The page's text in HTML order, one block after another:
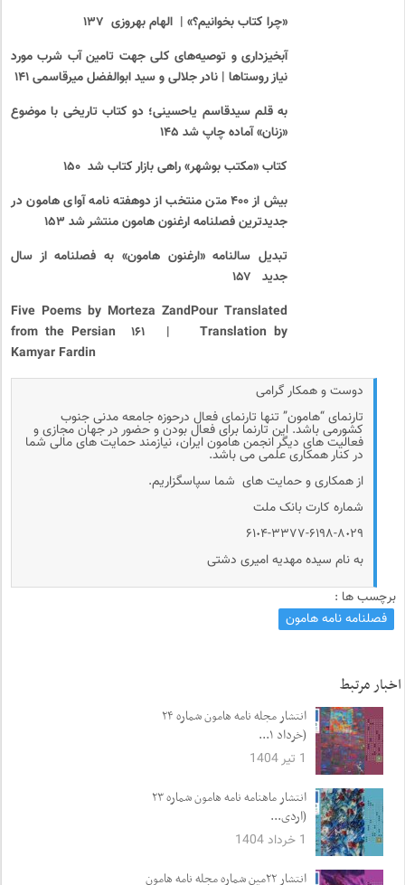
«چرا کتاب بخوانیم؟» | الهام بهروزی ۱۳۷
آبخیزداری و توصیههای کلی جهت تامین آب شرب مورد
نیاز روستاها | نادر جلالی و سید ابوالفضل میرقاسمی ۱۴۱
به قلم سیدقاسم یاحسینی؛ دو کتاب تاریخی با موضوع
«زنان» آماده چاپ شد ۱۴۵
کتاب «مکتب بوشهر» راهی بازار کتاب شد ۱۵۰
بیش از ۴۰۰ متن منتخب از دوهفته نامه آوای هامون در
جدیدترین فصلنامه ارغنون هامون منتشر شد ۱۵۳
تبدیل سالنامه «ارغنون هامون» به فصلنامه از سال
جدید ۱۵۷
Five Poems by Morteza ZandPour Translated
from the Persian
۱۶۱ | Translation by
Kamyar Fardin
دوست و همکار گرامی
تارنمای “هامون” تنها تارنمای فعال درحوزه جامعه مدنی جنوب
کشورمی باشد. این تارنما برای فعال بودن و حضور در جهان مجازی و
فعالیت های دیگر انجمن هامون ایران، نیازمند حمایت های مالی شما
در کنار همکاری علمی می باشد.
از همکاری و حمایت های شما سپاسگزاریم.
شماره کارت بانک ملت
۶۱٠۴-۳۳۷۷-۶۱۹۸-۸٠۲۹
به نام سیده مهدیه امیری دشتی
برچسب ها :
فصلنامه نامه هامون
اخبار مرتبط
انتشار مجله نامه هامون شماره ۲۴
(خرداد ۱...
1 تیر 1404
انتشار ماهنامه نامه هامون شماره ۲۳
(اردی...
1 خرداد 1404
انتشار ۲۲مین شماره مجله نامه هامون